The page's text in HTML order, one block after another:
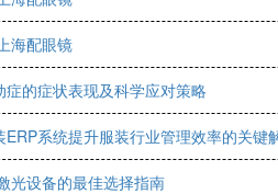
海配眼镜
症的症状表现及科学应对策略
ERP系统提升服装行业管理效率的关键
光设备的最佳选择指南